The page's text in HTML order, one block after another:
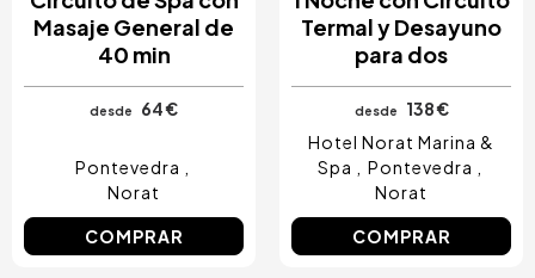
Masaje General de
40 min
desde 64 €
Pontevedra
Norat
COMPRAR
Termal y Desayuno
para dos
desde
138 €
Hotel Norat Marina &
Spa
Pontevedra
Norat
COMPRAR